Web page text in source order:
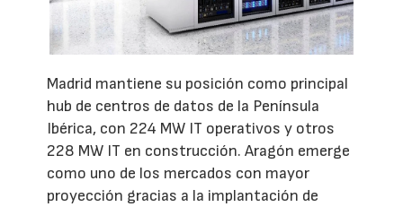
Madrid mantiene su posición como principal
hub de centros de datos de la Península
Ibérica, con 224 MW IT operativos y otros
228 MW IT en construcción. Aragón emerge
como uno de los mercados con mayor
proyección gracias a la implantación de